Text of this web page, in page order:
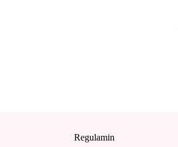
Regulamin